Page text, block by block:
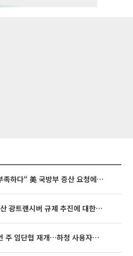
[특징주] “탄약 부족하다“ 美 국방부 증산 요청에⋯국내 방산주 급등세
[특징주] 美 중국산 광트랜시버 규제 추진에 대한광통신 등 광통신株 강세
현대차·기아, 이번 주 임단협 재개…하청 사용자성 재심도 ‘변수’